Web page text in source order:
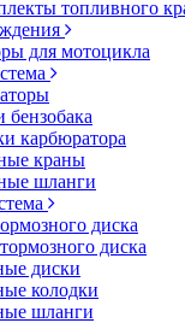
топливного
для мотоцикла
карбюратора
краны
шланги
диска
диска
диски
колодки
шланги